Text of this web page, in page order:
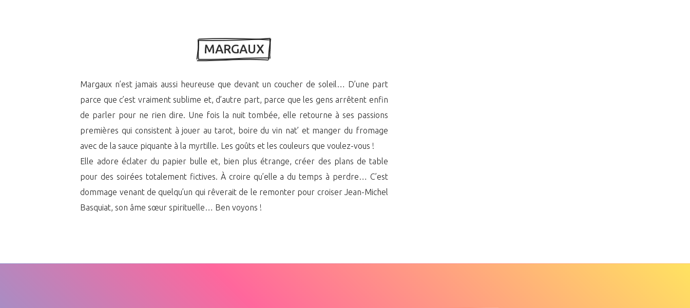
MARGAUX
Margaux n’est jamais aussi heureuse que devant un coucher de soleil… D’une part
parce que c’est vraiment sublime et, d’autre part, parce que les gens arrêtent enfin
de parler pour ne rien dire. Une fois la nuit tombée, elle retourne à ses passions
premières qui consistent à jouer au tarot, boire du vin nat’ et manger du fromage
avec de la sauce piquante à la myrtille. Les goûts et les couleurs que voulez-vous !
Elle adore éclater du papier bulle et, bien plus étrange, créer des plans de table
pour des soirées totalement fictives. À croire qu’elle a du temps à perdre… C’est
dommage venant de quelqu’un qui rêverait de le remonter pour croiser Jean-Michel
Basquiat, son âme sœur spirituelle… Ben voyons !